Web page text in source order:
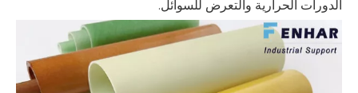
الدورات الحرارية والتعرض للسوائل.